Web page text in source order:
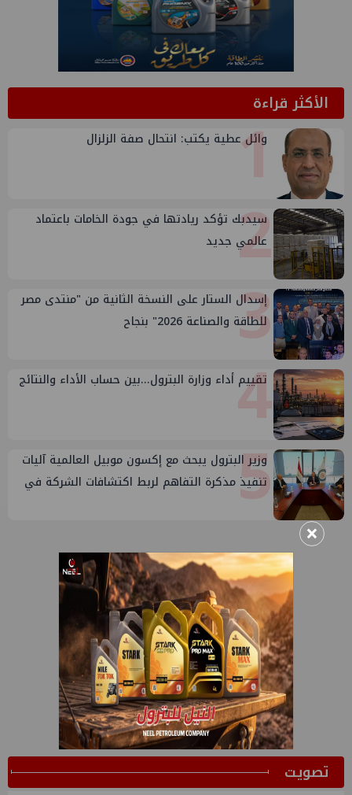
الأكثر قراءة1
وائل عطية يكتب: انتحال صفة الزلزال
2
سيدبك تؤكد ريادتها في جودة الخامات باعتماد
عالمي جديد
3
إسدال الستار على النسخة الثانية من "منتدى مصر
للطاقة والصناعة 2026" بنجاح
4
تقييم أداء وزارة البترول...بين حساب الأداء والنتائج
5
وزير البترول يبحث مع إكسون موبيل العالمية آليات
تنفيذ مذكرة التفاهم لربط اكتشافات الشركة في
ﺗﺼﻮﻳﺖ
×